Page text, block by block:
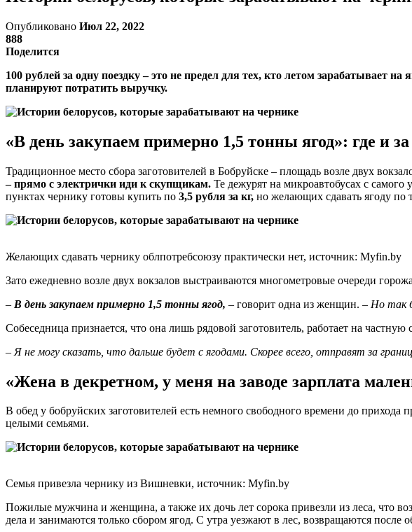
Опубликовано Июл 22, 2022
888
Поделится
100 рублей за одну поездку – это не предел для тех, кто летом зарабатывает
планируют потратить выручку.
«В день закупаем примерно 1,5 тонны ягод»: где и
Традиционное место сбора заготовителей в Бобруйске – площадь возле двух
– прямо с электрички иди к скупщикам. Те дежурят на микроавтобусах с
пунктах чернику готовы купить по 3,5 рубля за кг, но желающих сдавать ягоду по
Желающих сдавать чернику облпотребсоюзу практически нет, источник: Myfin.by
Зато ежедневно возле двух вокзалов выстраиваются многометровые очереди
– В день закупаем примерно 1,5 тонны ягод, – говорит одна из женщин. – Но так
Собеседница признается, что она лишь рядовой заготовитель, работает на частную
– Я не могу сказать, что дальше будет с ягодами. Скорее всего, отправят за
«Жена в декретном, у меня на заводе зарплата
В обед у бобруйских заготовителей есть немного свободного времени до
целыми семьями.
Семья привезла чернику из Вишневки, источник: Myfin.by
Пожилые мужчина и женщина, а также их дочь лет сорока привезли из леса, что
дела и занимаются только сбором ягод. С утра уезжают в лес, возвращаются после